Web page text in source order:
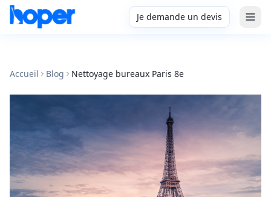
Je demande un devis
Accueil Blog Nettoyage bureaux Paris 8e